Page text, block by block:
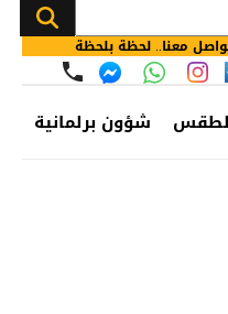
معنا.. لحظة بلحظة
شؤون برلمانية